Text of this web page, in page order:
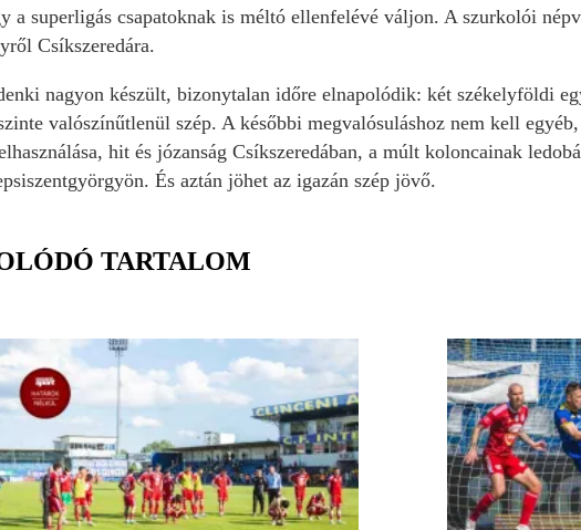
a superligás csapatoknak is méltó ellenfelévé váljon. A szurkolói
Csíkszeredára.
nagyon készült, bizonytalan időre elnapolódik: két székelyföldi
valószínűtlenül szép. A későbbi megvalósuláshoz nem kell
hit és józanság Csíkszeredában, a múlt koloncainak
És aztán jöhet az igazán szép jövő.
TARTALOM